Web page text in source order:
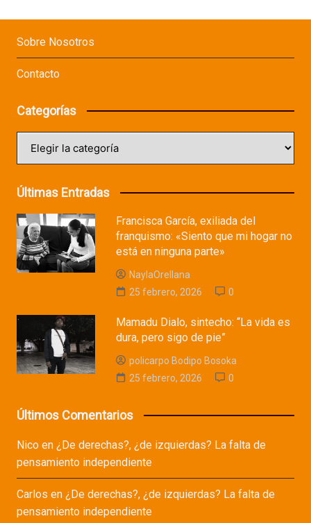
Sobre Nosotros
Contacto
Categorías
Últimas Entradas
Francisca García, exiliada del
franquismo: «Siento que mi hogar no
está en ninguna parte»
NaylaOrellana
25 febrero, 2026
0
Mamadu Dialo, sintecho: “La vida es
dura, pero sigo de pie”
policarpo Bodipo Bosoka
25 febrero, 2026
0
Últimos Comentarios
Nicoen ¿De derechas?, ¿de izquierdas? La falta de
pensamiento independiente
Carlos en ¿De derechas?, ¿de izquierdas? La falta de
pensamiento independiente